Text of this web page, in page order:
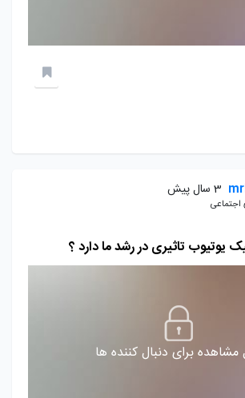
3 سال پیش
یوتیوب تاثیری در رشد ما دارد ؟
مشاهده برای دنبال کننده ها